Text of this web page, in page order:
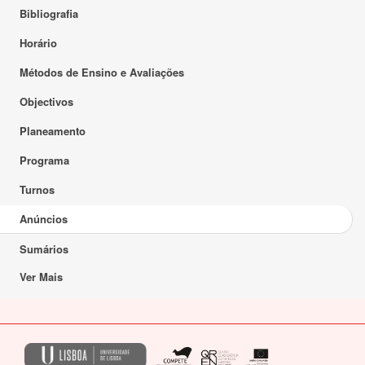
Bibliografia
Horário
Métodos de Ensino e Avaliações
Objectivos
Planeamento
Programa
Turnos
Anúncios
Sumários
Ver Mais